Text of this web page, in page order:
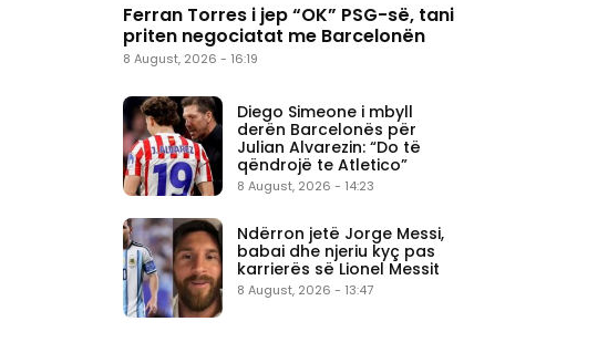
Ferran Torres i jep “OK” PSG-së, tani
priten negociatat me Barcelonën
8 August, 2026 - 16:19
Diego Simeone i mbyll
derën Barcelonës për
Julian Alvarezin: “Do të
qëndrojë te Atletico”
8 August, 2026 - 14:23
Ndërron jetë Jorge Messi,
babai dhe njeriu kyç pas
karrierës së Lionel Messit
8 August, 2026 - 13:47